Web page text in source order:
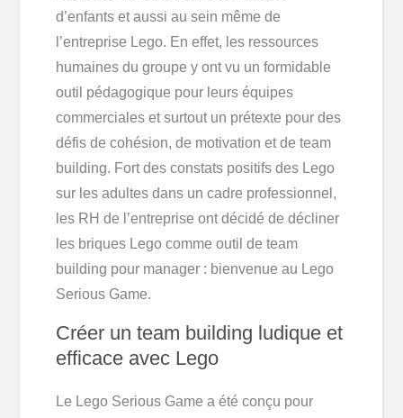
d’enfants et aussi au sein même de
l’entreprise Lego. En effet, les ressources
humaines du groupe y ont vu un formidable
outil pédagogique pour leurs équipes
commerciales et surtout un prétexte pour des
défis de cohésion, de motivation et de team
building. Fort des constats positifs des Lego
sur les adultes dans un cadre professionnel,
les RH de l’entreprise ont décidé de décliner
les briques Lego comme outil de team
building pour manager : bienvenue au Lego
Serious Game.
Créer un team building ludique et
efficace avec Lego
Le Lego Serious Game a été conçu pour